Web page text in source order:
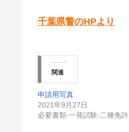
千葉県警のHPより
関連
申請用写真
2021年9月27日
必要書類-一発試験-二種免許